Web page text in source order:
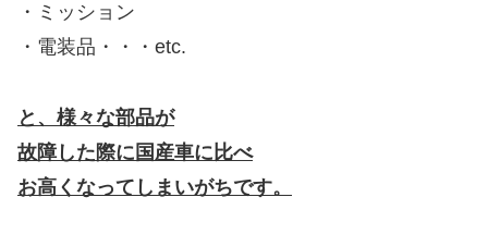
・ミッション
・電装品・・・etc.
と、様々な部品が
故障した際に国産車に比べ
お高くなってしまいがちです。